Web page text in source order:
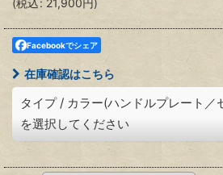
(税込: 21,900円)
Facebookでシェア
在庫確認はこちら
タイプ / カラー(ハンドルプレート／
を選択してください